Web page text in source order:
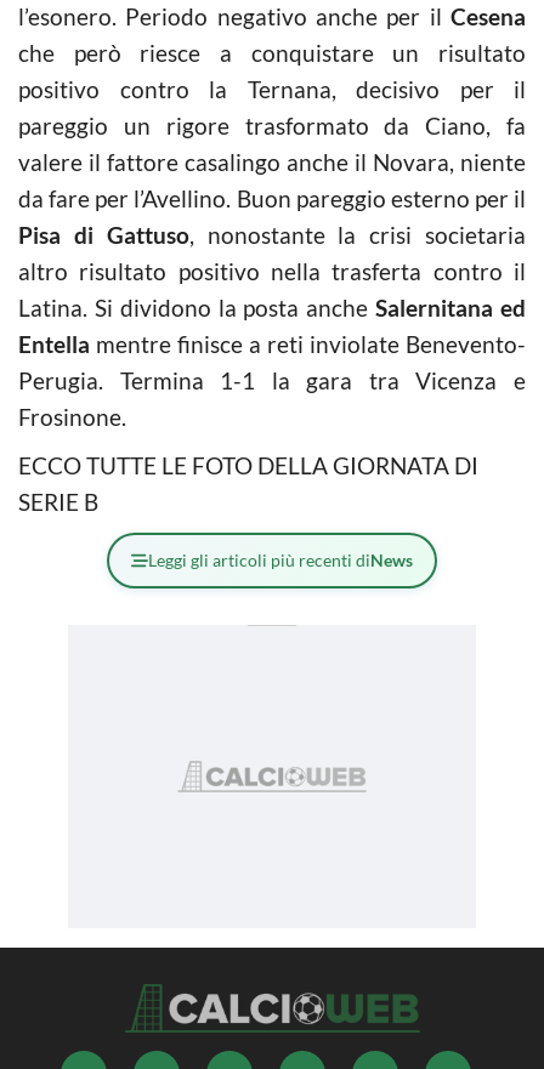
l’esonero. Periodo negativo anche per il Cesena
che però riesce a conquistare un risultato
positivo contro la Ternana, decisivo per il
pareggio un rigore trasformato da Ciano, fa
valere il fattore casalingo anche il Novara, niente
da fare per l’Avellino. Buon pareggio esterno per il
Pisa di Gattuso, nonostante la crisi societaria
altro risultato positivo nella trasferta contro il
Latina. Si dividono la posta anche Salernitana ed
Entella mentre finisce a reti inviolate Benevento-
Perugia. Termina 1-1 la gara tra Vicenza e
Frosinone.
ECCO TUTTE LE FOTO DELLA GIORNATA DI
SERIE B
Leggi gli articoli più recenti diNews